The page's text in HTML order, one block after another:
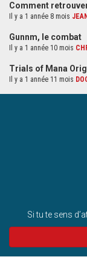
Comment
Il y a 1 année 8 mois JEAN
Gunnm, le combat
Il y a 1 année 10 mois
Trials of Mana
Il y a 1 année 11 mois
Si tu te sens